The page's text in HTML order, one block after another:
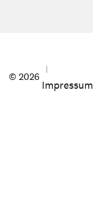
© 2026
Impressum